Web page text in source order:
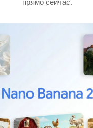
прямо сейчас.